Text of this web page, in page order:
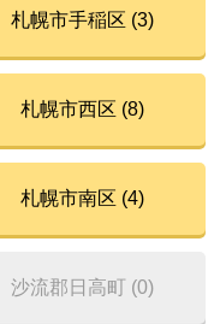
札幌市手稲区 (3)
札幌市西区 (8)
札幌市南区 (4)
沙流郡日高町 (0)